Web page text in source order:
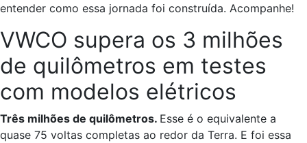
entender como essa jornada foi construída. Acompanhe!
VWCO supera os 3 milhões
de quilômetros em testes
com modelos elétricos
Três milhões de quilômetros. Esse é o equivalente a
quase 75 voltas completas ao redor da Terra. E foi essa